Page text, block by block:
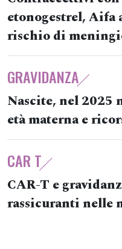
etonogestrel, Aifa
rischio di
GRAVIDANZA
Nascite, nel 2025
età materna e
CAR T
CAR-T e
rassicuranti nelle